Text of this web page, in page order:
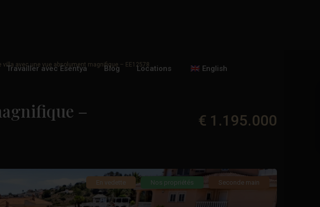
Travailler avec Esentya Blog Locations English
villa avec une vue absolument magnifique – EE12578
–
€ 1.195.000
En vedette Nos propriétés Seconde main